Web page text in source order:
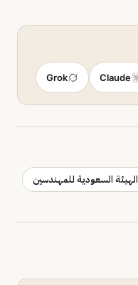
Claude
Grok
الهيئة السعودية للمهندسين